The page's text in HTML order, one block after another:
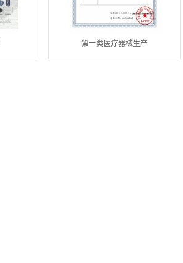
第一类医疗器械生产